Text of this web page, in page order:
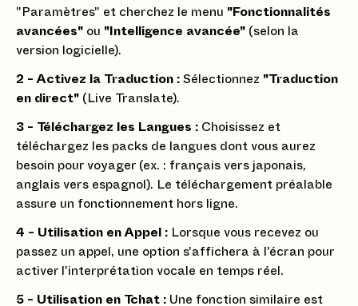
"Paramètres" et cherchez le menu "Fonctionnalités
avancées" ou "Intelligence avancée" (selon la
version logicielle).
2 - Activez la Traduction : Sélectionnez "Traduction
en direct" (Live Translate).
3 - Téléchargez les Langues : Choisissez et
téléchargez les packs de langues dont vous aurez
besoin pour voyager (ex. : français vers japonais,
anglais vers espagnol). Le téléchargement préalable
assure un fonctionnement hors ligne.
4 - Utilisation en Appel : Lorsque vous recevez ou
passez un appel, une option s'affichera à l'écran pour
activer l'interprétation vocale en temps réel.
5 - Utilisation en Tchat : Une fonction similaire est